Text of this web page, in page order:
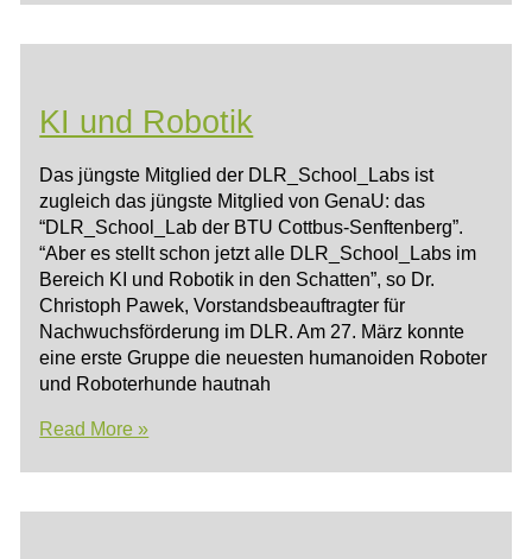
KI und Robotik
Das jüngste Mitglied der DLR_School_Labs ist
zugleich das jüngste Mitglied von GenaU: das
“DLR_School_Lab der BTU Cottbus-Senftenberg”.
“Aber es stellt schon jetzt alle DLR_School_Labs im
Bereich KI und Robotik in den Schatten”, so Dr.
Christoph Pawek, Vorstandsbeauftragter für
Nachwuchsförderung im DLR. Am 27. März konnte
eine erste Gruppe die neuesten humanoiden Roboter
und Roboterhunde hautnah
KI
Read More »